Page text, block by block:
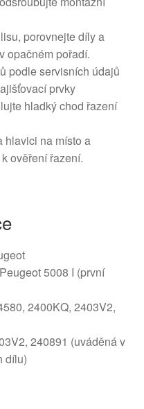
porovnejte díly a
opačném pořadí.
podle servisních údajů
prvky
hladký chod řazení
hlavici na místo a
ověření řazení.
5008 I (první
2400KQ, 2403V2,
240891 (uváděná v
dílu)